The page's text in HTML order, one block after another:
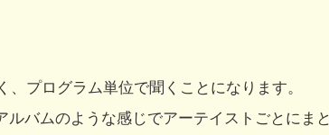
プログラム単位で聞くことになります。
ルバムのような感じでアーテイストごとにま